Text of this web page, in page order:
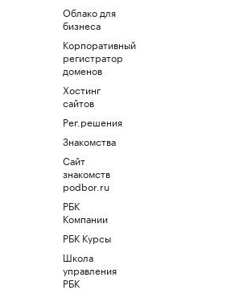
Облако для
бизнеса
Корпоративный
регистратор
доменов
Хостинг
сайтов
Рег.решения
Знакомства
Сайт
знакомств
podbor.ru
РБК
Компании
РБК Курсы
Школа
управления
РБК